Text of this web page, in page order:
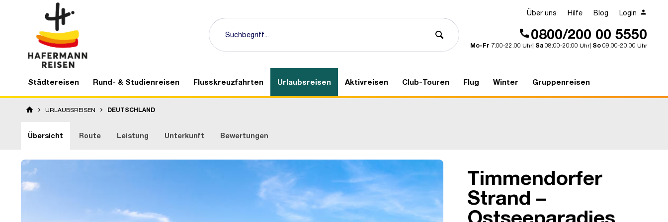
Über uns Hilfe Blog Login
0800/200 00 5550
Mo-Fr 7:00-22:00 Uhr| Sa 08:00-20:00 Uhr| So 09:00-20:00 Uhr
Städtereisen Rund- & Studienreisen Flusskreuzfahrten Urlaubsreisen Aktivreisen Club-Touren Flug Winter Gruppenreisen
URLAUBSREISEN DEUTSCHLAND
Übersicht Route Leistung Unterkunft Bewertungen
Schloss Plön
Timmendorfer
Strand –
Ostseeparadies